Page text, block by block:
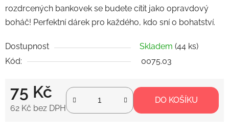
rozdrcených bankovek se budete cítit jako opravdový
boháč! Perfektní dárek pro každého, kdo sní o bohatství.
Dostupnost Skladem (44 ks)
Kód:
0075.03
75 Kč
62 Kč bez DPH
DO KOŠÍKU